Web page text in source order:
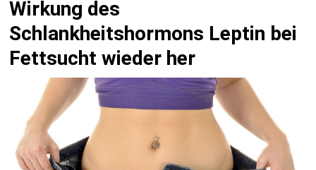
Wirkung des
Schlankheitshormons Leptin bei
Fettsucht wieder her